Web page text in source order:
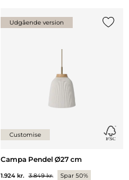
Udgående version
Customise
Campa Pendel Ø27 cm
1.924 kr. 3.849 kr.
Spar 50%